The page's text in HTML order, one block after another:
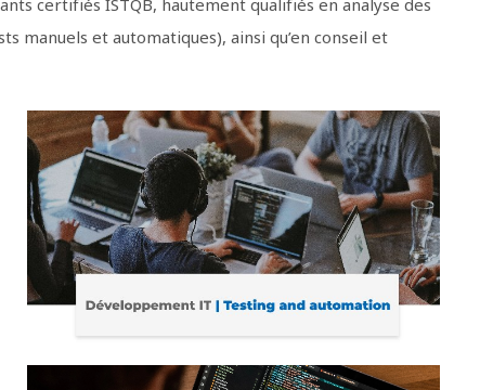
certifiés ISTQB, hautement qualifiés en analyse des
manuels et automatiques), ainsi qu’en conseil et